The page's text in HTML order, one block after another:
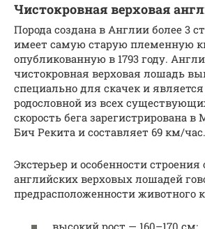
Чистокровная верховая
Порода создана в Англии более 3
имеет самую старую племенную
опубликованную в 1793 году.
чистокровная верховая лошадь
специально для скачек и
родословной из всех
скорость бега зарегистрирована
Бич Рекита и составляет 69 км/час.
Экстерьер и особенности
английских верховых лошадей
предрасположенности животного
высокий рост — 160–170 см;